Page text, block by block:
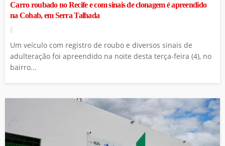
Carro roubado no Recife e com sinais de clonagem é apreendido
na Cohab, em Serra Talhada
Um veículo com registro de roubo e diversos sinais de
adulteração foi apreendido na noite desta terça-feira (4), no
bairro...